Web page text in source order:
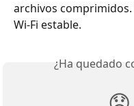
archivos
Wi-Fi estable.
¿Ha quedado